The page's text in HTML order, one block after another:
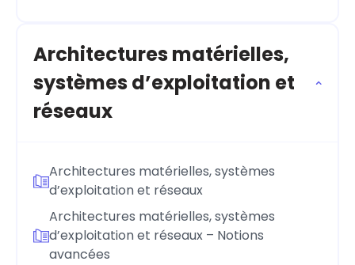
Architectures matérielles,
systèmes d’exploitation et
réseaux
Architectures matérielles, systèmes
d’exploitation et réseaux
Architectures matérielles, systèmes
d’exploitation et réseaux – Notions
avancées